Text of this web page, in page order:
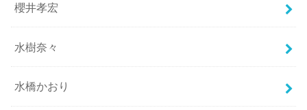
櫻井孝宏
水樹奈々
水橋かおり